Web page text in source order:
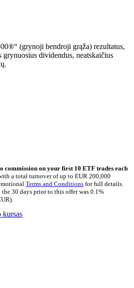
(grynoji bendroji grąža) rezultatus,
grynuosius dividendus, neatskaičius
commission on your first 10 ETF trades each
a total turnover of up to EUR 200,000
Terms and Conditions for full details.
30 days prior to this offer was 0.1%
kursas